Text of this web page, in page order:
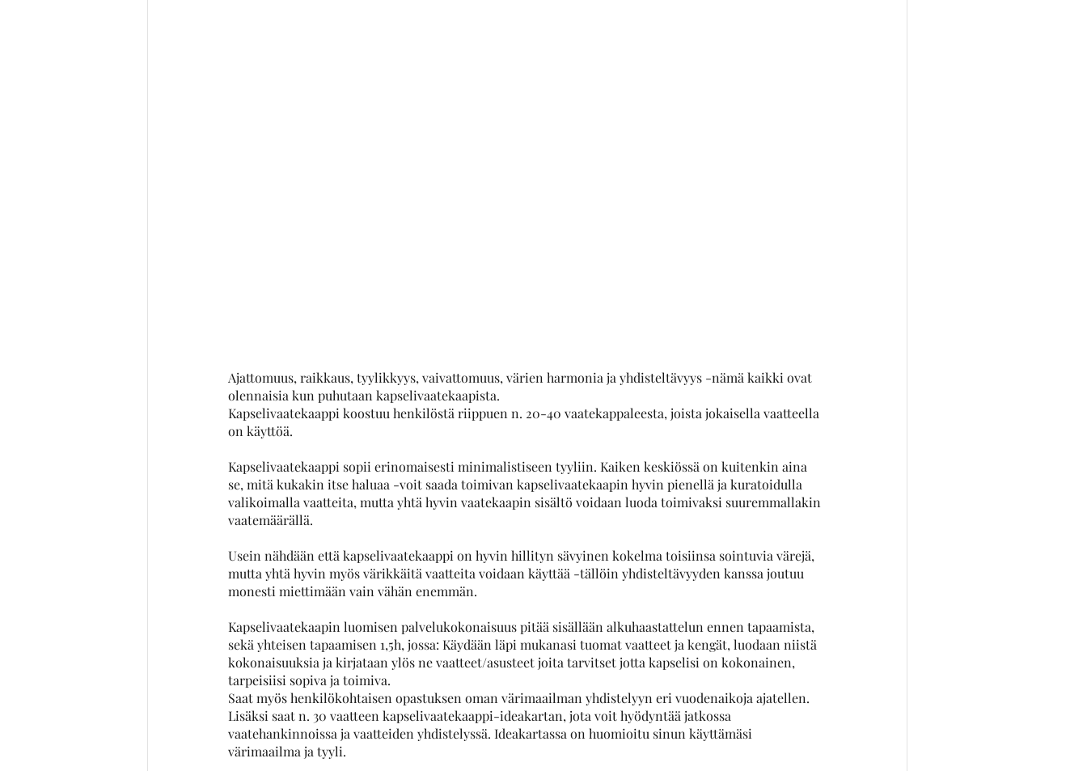
Ajattomuus, raikkaus, tyylikkyys, vaivattomuus, värien harmonia ja yhdisteltävyys -nämä kaikki ovat
olennaisia kun puhutaan kapselivaatekaapista.
Kapselivaatekaappi koostuu henkilöstä riippuen n. 20-40 vaatekappaleesta, joista jokaisella vaatteella
on käyttöä.
Kapselivaatekaappi sopii erinomaisesti minimalistiseen tyyliin. Kaiken keskiössä on kuitenkin aina
se, mitä kukakin itse haluaa -voit saada toimivan kapselivaatekaapin hyvin pienellä ja kuratoidulla
valikoimalla vaatteita, mutta yhtä hyvin vaatekaapin sisältö voidaan luoda toimivaksi suuremmallakin
vaatemäärällä.
Usein nähdään että kapselivaatekaappi on hyvin hillityn sävyinen kokelma toisiinsa sointuvia värejä,
mutta yhtä hyvin myös värikkäitä vaatteita voidaan käyttää -tällöin yhdisteltävyyden kanssa joutuu
monesti miettimään vain vähän enemmän.
Kapselivaatekaapin luomisen palvelukokonaisuus pitää sisällään alkuhaastattelun ennen tapaamista,
sekä yhteisen tapaamisen 1,5h, jossa: Käydään läpi mukanasi tuomat vaatteet ja kengät, luodaan niistä
kokonaisuuksia ja kirjataan ylös ne vaatteet/asusteet joita tarvitset jotta kapselisi on kokonainen,
tarpeisiisi sopiva ja toimiva.
Saat myös henkilökohtaisen opastuksen oman värimaailman yhdistelyyn eri vuodenaikoja ajatellen.
Lisäksi saat n. 30 vaatteen kapselivaatekaappi-ideakartan, jota voit hyödyntää jatkossa
vaatehankinnoissa ja vaatteiden yhdistelyssä. Ideakartassa on huomioitu sinun käyttämäsi
värimaailma ja tyyli.